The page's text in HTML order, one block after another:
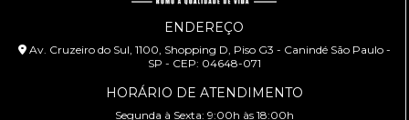
ENDEREÇO
Av. Cruzeiro do Sul, 1100, Shopping D, Piso G3 - Canindé São Paulo -
SP - CEP: 04648-071
HORÁRIO DE ATENDIMENTO
Segunda à Sexta: 9:00h às 18:00h